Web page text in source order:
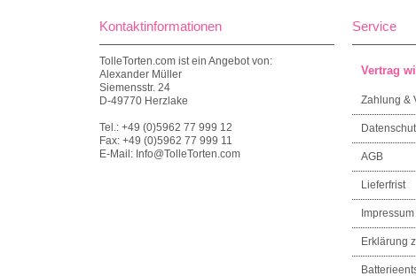
Kontaktinformationen
TolleTorten.com ist ein Angebot von:
Alexander Müller
Siemensstr. 24
D-49770 Herzlake
Tel.: +49 (0)5962 77 999 12
Fax: +49 (0)5962 77 999 11
E-Mail: Info@TolleTorten.com
Service
Vertrag
Zahlung &
AGB
Lieferfrist
Impressum
Erklärung